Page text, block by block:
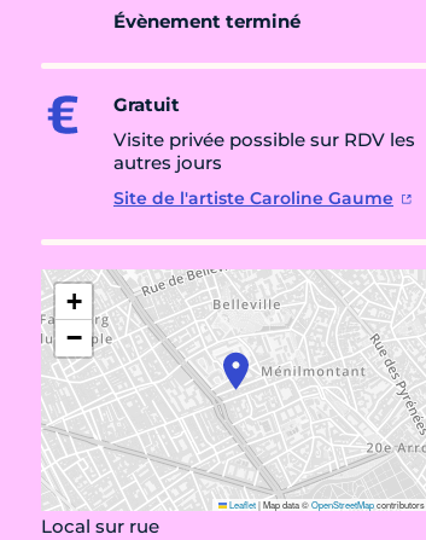
Évènement terminé
Gratuit
Visite privée possible sur RDV les
autres jours
Site de l'artiste Caroline Gaume
+
−
Leaflet|Map data ©OpenStreetMapcontributors
Local sur rue